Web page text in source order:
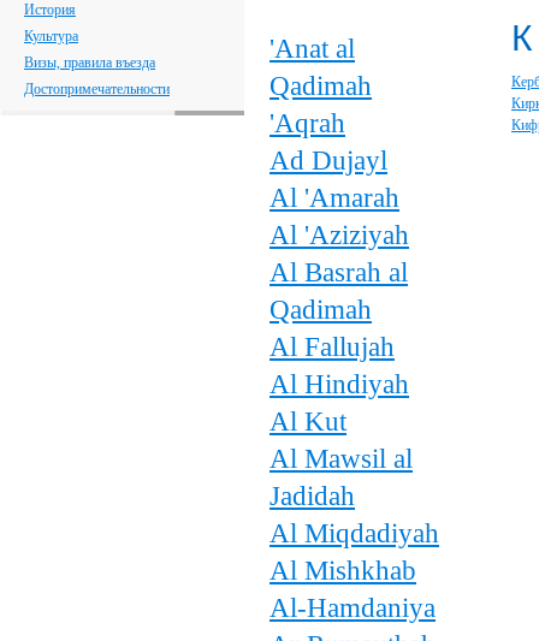
История
Культура
Визы, правила въезда
Достопримечательности
'Anat al
Qadimah
'Aqrah
Ad Dujayl
Al 'Amarah
Al 'Aziziyah
Al Basrah al
Qadimah
Al Fallujah
Al Hindiyah
Al Kut
Al Mawsil al
Jadidah
Al Miqdadiyah
Al Mishkhab
Al-Hamdaniya
К